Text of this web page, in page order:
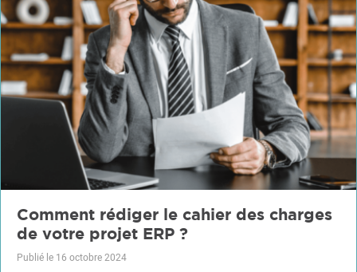
Comment rédiger le cahier des charges
de votre projet ERP ?
Publié le 16 octobre 2024